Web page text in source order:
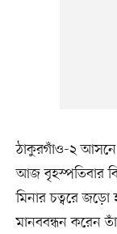
ঠাকুরগাঁও-২ আসনে
আজ বৃহস্পতিবার
মিনার চত্বরে জড়ো
মানববন্ধন করেন